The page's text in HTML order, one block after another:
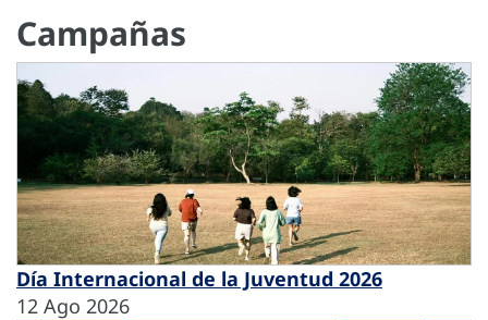
Campañas
Día Internacional de la Juventud 2026
12 Ago 2026